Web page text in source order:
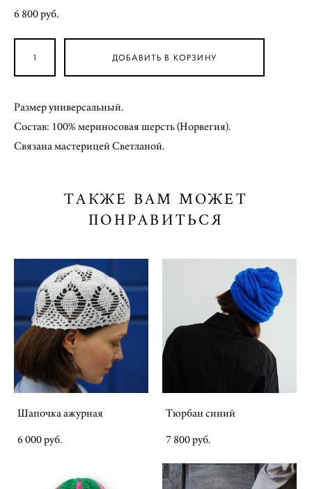
6 800 pуб.
ДОБАВИТЬ В КОРЗИНУ
Размер универсальный.
Состав: 100% мериносовая шерсть (Норвегия).
Связана мастерицей Светланой.
ТАКЖЕ ВАМ МОЖЕТ
ПОНРАВИТЬСЯ
Шапочка ажурная
6 000 pуб.
Тюрбан синий
7 800 pуб.